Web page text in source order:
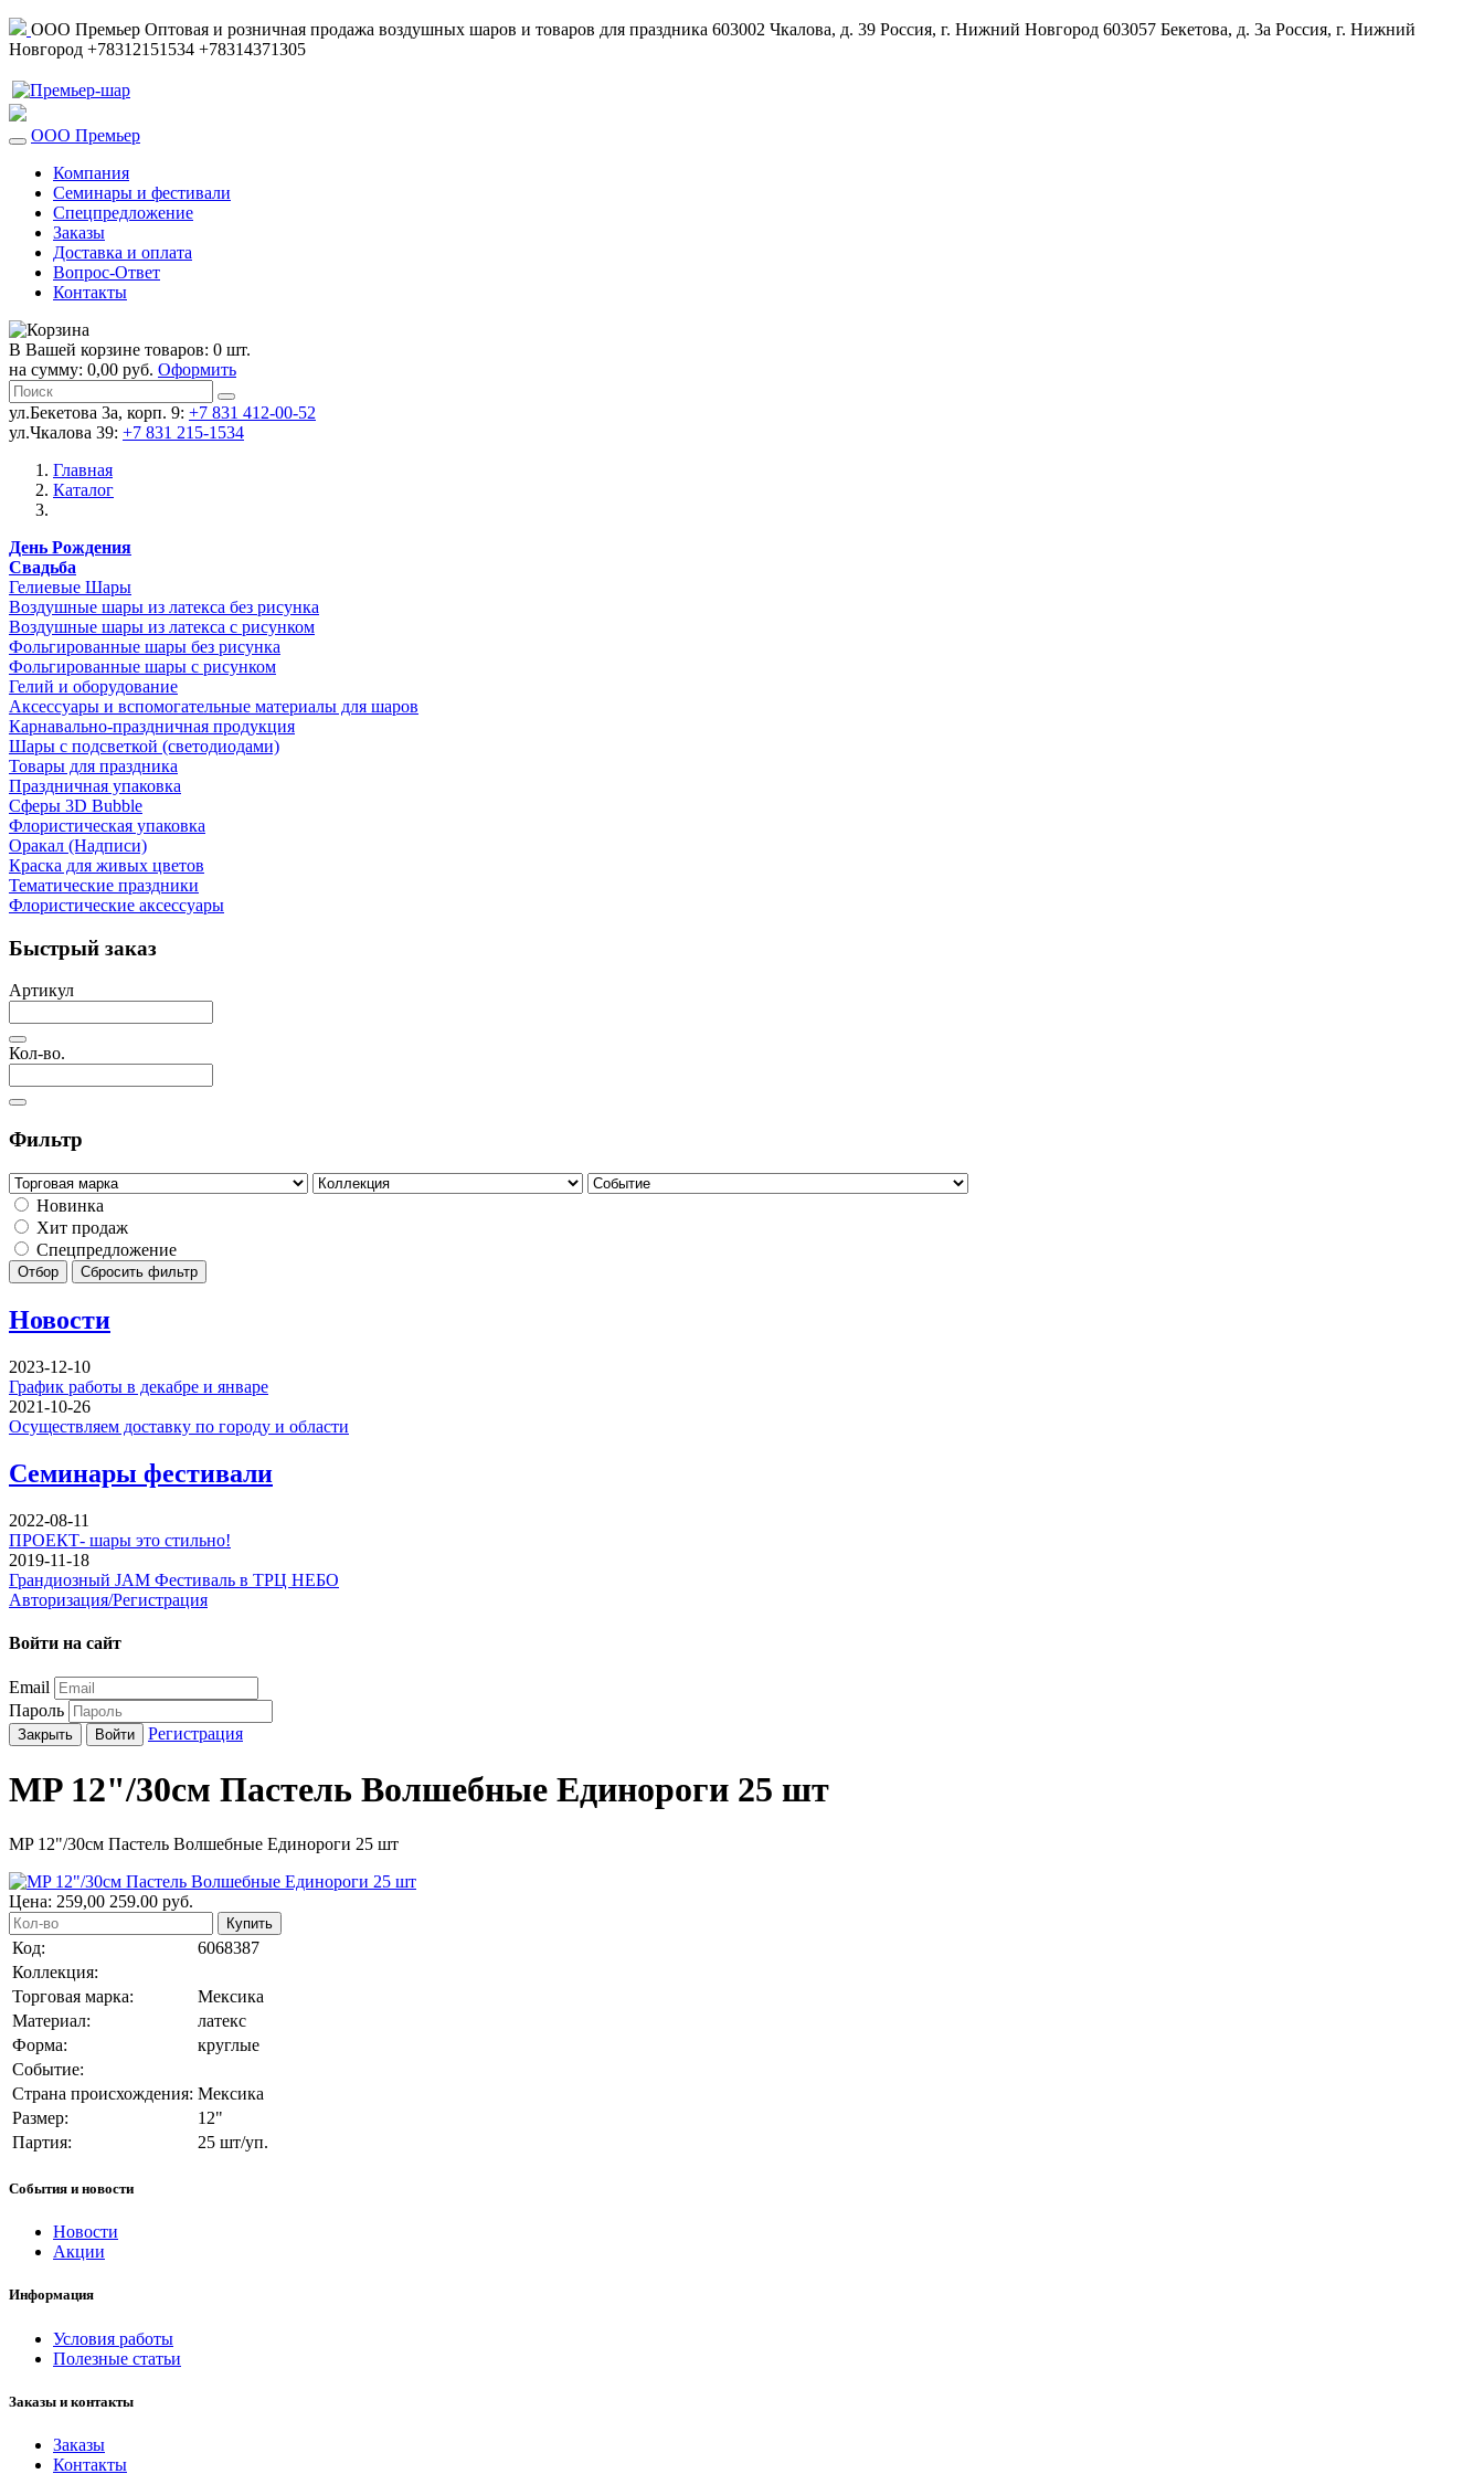
ООО Премьер Оптовая и розничная продажа воздушных шаров и товаров для праздника 603002 Чкалова, д. 39 Россия, г. Нижний Новгород 603057 Бекетова, д. 3а Россия, г. Нижний
Новгород +78312151534 +78314371305
ООО Премьер
Компания
Семинары и фестивали
Спецпредложение
Заказы
Доставка и оплата
Вопрос-Ответ
Контакты
В Вашей корзине товаров: 0 шт.
на сумму: 0,00 руб. Оформить
ул.Бекетова 3а, корп. 9: +7 831 412-00-52
ул.Чкалова 39: +7 831 215-1534
Главная
Каталог
День Рождения
Свадьба
Гелиевые Шары
Воздушные шары из латекса без рисунка
Воздушные шары из латекса с рисунком
Фольгированные шары без рисунка
Фольгированные шары с рисунком
Гелий и оборудование
Аксессуары и вспомогательные материалы для шаров
Карнавально-праздничная продукция
Шары с подсветкой (светодиодами)
Товары для праздника
Праздничная упаковка
Сферы 3D Bubble
Флористическая упаковка
Оракал (Надписи)
Краска для живых цветов
Тематические праздники
Флористические аксессуары
Быстрый заказ
Артикул
Кол-во.
Фильтр
Новинка
Хит продаж
Спецпредложение
Отбор Сбросить фильтр
Новости
2023-12-10
График работы в декабре и январе
2021-10-26
Осуществляем доставку по городу и области
Семинары фестивали
2022-08-11
ПРОЕКТ- шары это стильно!
2019-11-18
Грандиозный JAM Фестиваль в ТРЦ НЕБО
Авторизация/Регистрация
Войти на сайт
Email
Пароль
Закрыть Войти Регистрация
MP 12"/30см Пастель Волшебные Единороги 25 шт
MP 12"/30см Пастель Волшебные Единороги 25 шт
Цена: 259,00 259.00 руб.
Купить
Код:
6068387
Коллекция:
Торговая марка:
Мексика
Материал:
латекс
Форма:
круглые
Событие:
Страна происхождения: Мексика
Размер:
12"
Партия:
25 шт/уп.
События и новости
Новости
Акции
Информация
Условия работы
Полезные статьи
Заказы и контакты
Заказы
Контакты